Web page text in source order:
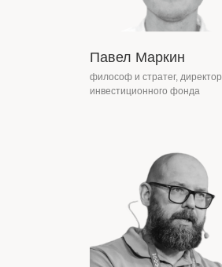
Павел Маркин
философ и стратег, директор
инвестиционного фонда